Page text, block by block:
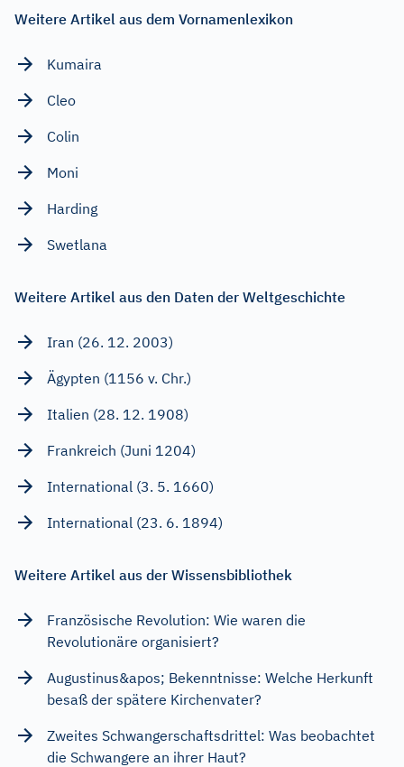
Weitere Artikel aus dem Vornamenlexikon
Kumaira
Cleo
Colin
Moni
Harding
Swetlana
Weitere Artikel aus den Daten der Weltgeschichte
Iran (26. 12. 2003)
Ägypten (1156 v. Chr.)
Italien (28. 12. 1908)
Frankreich (Juni 1204)
International (3. 5. 1660)
International (23. 6. 1894)
Weitere Artikel aus der Wissensbibliothek
Französische Revolution: Wie waren die
Revolutionäre organisiert?
Augustinus&apos; Bekenntnisse: Welche Herkunft
besaß der spätere Kirchenvater?
Zweites Schwangerschaftsdrittel: Was beobachtet
die Schwangere an ihrer Haut?